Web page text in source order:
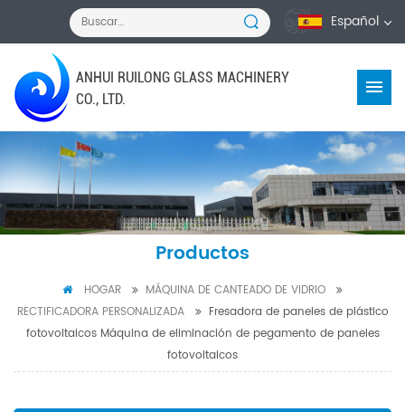
Español
ANHUI RUILONG GLASS MACHINERY
CO., LTD.
Productos
HOGAR
MÁQUINA DE CANTEADO DE VIDRIO
RECTIFICADORA PERSONALIZADA
Fresadora de paneles de plástico
fotovoltaicos Máquina de eliminación de pegamento de paneles
fotovoltaicos